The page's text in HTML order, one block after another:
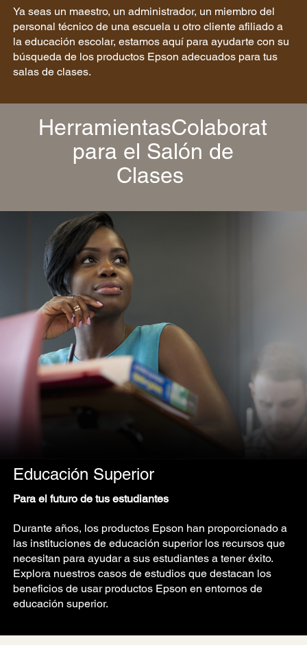
Ya seas un maestro, un administrador, un miembro del
personal técnico de una escuela u otro cliente afiliado a
la educación escolar, estamos aquí para ayudarte con su
búsqueda de los productos Epson adecuados para tus
salas de clases.
HerramientasColaborativas
para el Salón de
Clases
Educación Superior
Para el futuro de tus estudiantes
Durante años, los productos Epson han proporcionado a
las instituciones de educación superior los recursos que
necesitan para ayudar a sus estudiantes a tener éxito.
Explora nuestros casos de estudios que destacan los
beneficios de usar productos Epson en entornos de
educación superior.